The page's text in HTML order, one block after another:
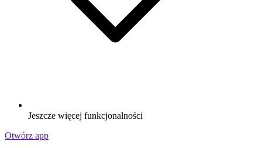
Jeszcze więcej funkcjonalności
Otwórz app